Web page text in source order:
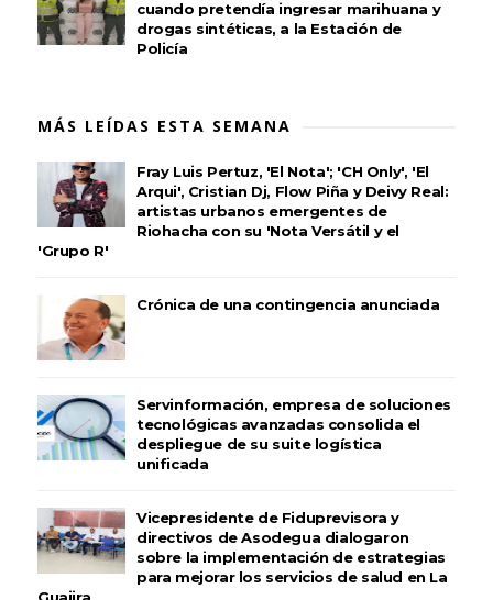
cuando pretendía ingresar marihuana y
drogas sintéticas, a la Estación de
Policía
MÁS LEÍDAS ESTA SEMANA
Fray Luis Pertuz, 'El Nota'; 'CH Only', 'El
Arqui', Cristian Dj, Flow Piña y Deivy Real:
artistas urbanos emergentes de
Riohacha con su 'Nota Versátil y el
'Grupo R'
Crónica de una contingencia anunciada
Servinformación, empresa de soluciones
tecnológicas avanzadas consolida el
despliegue de su suite logística
unificada
Vicepresidente de Fiduprevisora y
directivos de Asodegua dialogaron
sobre la implementación de estrategias
para mejorar los servicios de salud en La